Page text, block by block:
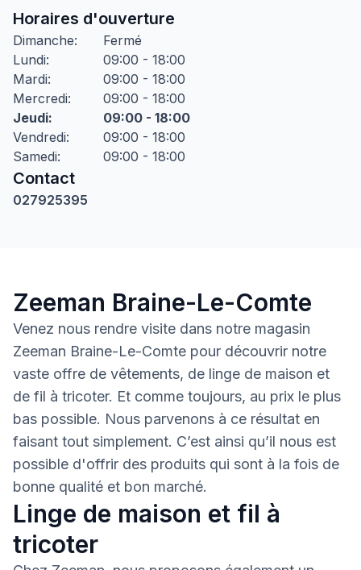
Horaires d'ouverture
Dimanche:
Fermé
Lundi:
09:00 - 18:00
Mardi:
09:00 - 18:00
Mercredi:
09:00 - 18:00
Jeudi:
09:00 - 18:00
Vendredi:
09:00 - 18:00
Samedi: 09:00 - 18:00
Contact
027925395
Zeeman Braine-Le-Comte
Venez nous rendre visite dans notre magasin
Zeeman Braine-Le-Comte pour découvrir notre
vaste offre de vêtements, de linge de maison et
de fil à tricoter. Et comme toujours, au prix le plus
bas possible. Nous parvenons à ce résultat en
faisant tout simplement. C’est ainsi qu’il nous est
possible d'offrir des produits qui sont à la fois de
bonne qualité et bon marché.
Linge de maison et fil à
tricoter